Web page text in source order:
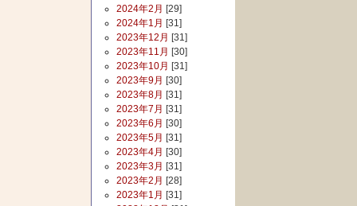
2024年2月 [29]
2024年1月 [31]
2023年12月 [31]
2023年11月 [30]
2023年10月 [31]
2023年9月 [30]
2023年8月 [31]
2023年7月 [31]
2023年6月 [30]
2023年5月 [31]
2023年4月 [30]
2023年3月 [31]
2023年2月 [28]
2023年1月 [31]